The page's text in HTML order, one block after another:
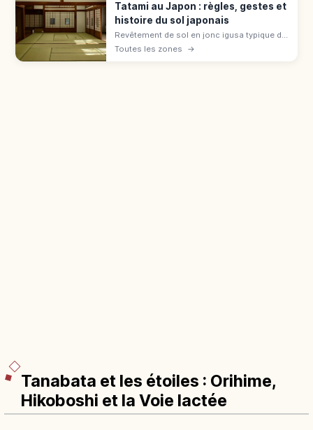
Tatami au Japon : règles, gestes et
histoire du sol japonais
Revêtement de sol en jonc igusa typique du
washitsu, le tatami se généralise à l'époque
Toutes les zones →
Tanabata et les étoiles : Orihime,
Hikoboshi et la Voie lactée